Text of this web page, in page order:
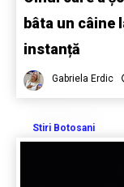
bâta un câine
instanță
Gabriela Erdic
Stiri Botosani